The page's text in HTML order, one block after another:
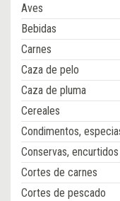
Aves
Bebidas
Carnes
Caza de pelo
Caza de pluma
Cereales
Condimentos,
Conservas,
Cortes de carnes
Cortes de pescado